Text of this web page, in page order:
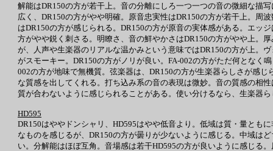
解能はDR150の方が若干上。音の分離にしろ一つ一つの音の微細な描
広く、DR150の方がやや明確。原音忠実性はDR150の方が若干上。周
はDR150の方が感じられる。DR150の方が原音の実体感がある。エッ
方がやや鋭く刺さる。明瞭さ、音の鮮やかさはDR150の方がやや上。
が、人声や生楽器のリアルな温かみという意味ではDR150の方が上。
がスモーキー。DR150の方がノリが良い。FA-002の方がただ何となく
002の方が地味で無機質。弦楽器は、DR150の方が生楽器らしさが感
な質感を出してくれる。打ち込み系の音の表現は微妙。音の質感の相
質が合わないように感じられることがある。使い分けるなら、生楽器
HD595
DR150はややドンシャリ、HD595はやや低音より。低域は質・量とも
なものを感じるが、DR150の方が曇りが少ないように感じる。中域は
い。分解能はほぼ互角。音場感は若干HD595の方が良いように感じる